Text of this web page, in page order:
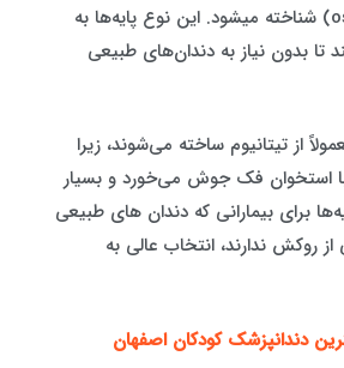
(osseointegration) شناخته میشود. این نوع پایه‌ها به
تا بدون نیاز به دندان‌های طبیعی
از تیتانیوم ساخته می‌شوند، زیرا
استخوان فک جوش می‌خورد و بسیار
برای بیمارانی که دندان های طبیعی
روکش ندارند، انتخاب عالی به
دندانپزشک کودکان اصفهان